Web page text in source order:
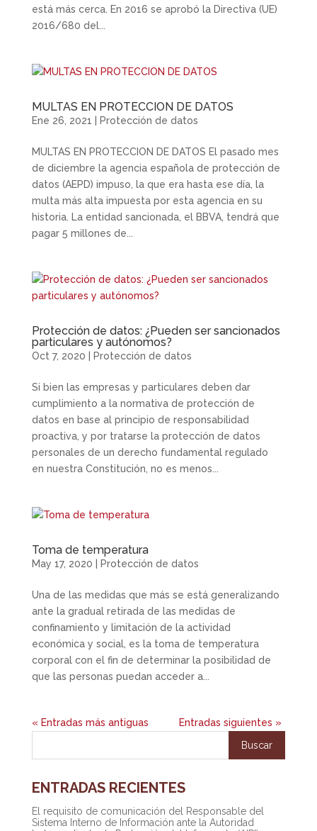
está más cerca. En 2016 se aprobó la Directiva (UE)
2016/680 del...
MULTAS EN PROTECCION DE DATOS
Ene 26, 2021 Protección de datos
MULTAS EN PROTECCION DE DATOS El pasado mes
de diciembre la agencia española de protección de
datos (AEPD) impuso, la que era hasta ese día, la
multa más alta impuesta por esta agencia en su
historia. La entidad sancionada, el BBVA, tendrá que
pagar 5 millones de...
Protección de datos: ¿Pueden ser sancionados
particulares y autónomos?
Oct 7, 2020 Protección de datos
Si bien las empresas y particulares deben dar
cumplimiento a la normativa de protección de
datos en base al principio de responsabilidad
proactiva, y por tratarse la protección de datos
personales de un derecho fundamental regulado
en nuestra Constitución, no es menos...
Toma de temperatura
May 17, 2020 Protección de datos
Una de las medidas que más se está generalizando
ante la gradual retirada de las medidas de
confinamiento y limitación de la actividad
económica y social, es la toma de temperatura
corporal con el fin de determinar la posibilidad de
que las personas puedan acceder a...
« Entradas más antiguas Entradas siguientes »
ENTRADAS RECIENTES
El requisito de comunicación del Responsable del
Sistema Interno de Información ante la Autoridad